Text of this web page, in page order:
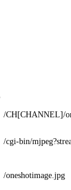
/CH[CHANNEL]/
/cgi-bin/
/oneshotimage.jpg